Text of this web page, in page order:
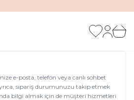
Favorilerim
Hesabım
e-posta, telefon veya canlı sohbet
sipariş durumunuzu takip etmek
bilgi almak için de müşteri hizmetleri